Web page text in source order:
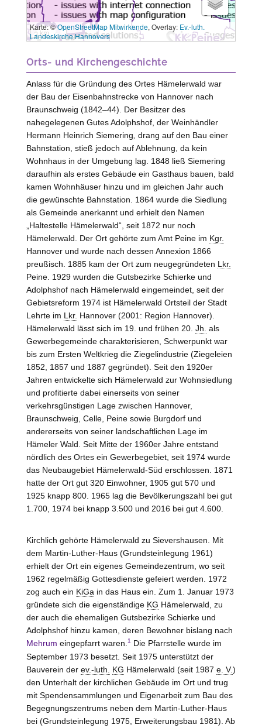
3 km
Karte: ©OpenStreetMap Mitwirkende, Overlay: Ev.-luth.
Landeskirche Hannovers
Orts- und Kirchengeschichte
Anlass für die Gründung des Ortes Hämelerwald war
der Bau der Eisenbahnstrecke von Hannover nach
Braunschweig (1842–44). Der Besitzer des
nahegelegenen Gutes Adolphshof, der Weinhändler
Hermann Heinrich Siemering drang auf den Bau einer
Bahnstation, stieß jedoch auf Ablehnung, da kein
Wohnhaus in der Umgebung lag. 1848 ließ Siemering
daraufhin als erstes Gebäude ein Gasthaus bauen, bald
kamen Wohnhäuser hinzu und im gleichen Jahr auch
die gewünschte Bahnstation. 1864 wurde die Siedlung
als Gemeinde anerkannt und erhielt den Namen
„Haltestelle Hämelerwald“, seit 1872 nur noch
Hämelerwald. Der Ort gehörte zum Amt Peineim Kgr.
Hannover und wurde nach dessen Annexion 1866
preußisch. 1885 kam der Ort zum neugegründeten Lkr.
Peine. 1929 wurden die Gutsbezirke Schierke und
Adolphshof nach Hämelerwald eingemeindet, seit der
Gebietsreform 1974 ist Hämelerwald Ortsteil der Stadt
Lehrte im Lkr. Hannover (2001: Region Hannover).
Hämelerwald lässt sich im 19. und frühen 20. Jh. als
Gewerbegemeinde charakterisieren, Schwerpunkt war
bis zum Ersten Weltkrieg die Ziegelindustrie (Ziegeleien
1852, 1857 und 1887 gegründet). Seit den 1920er
Jahren entwickelte sich Hämelerwald zur Wohnsiedlung
und profitierte dabei einerseits von seiner
verkehrsgünstigen Lage zwischen Hannover,
Braunschweig, Celle, Peine sowie Burgdorf und
andererseits von seiner landschaftlichen Lage im
Hämeler Wald. Seit Mitte der 1960er Jahre entstand
nördlich des Ortes ein Gewerbegebiet, seit 1974 wurde
das Neubaugebiet Hämelerwald-Süd erschlossen. 1871
hatte der Ort gut 320 Einwohner, 1905 gut 570 und
1925 knapp 800. 1965 lag die Bevölkerungszahl bei gut
1.700, 1974 bei knapp 3.500 und 2016 bei gut 4.600.
Kirchlich gehörte Hämelerwald zu Sievershausen. Mit
dem Martin-Luther-Haus (Grundsteinlegung 1961)
erhielt der Ort ein eigenes Gemeindezentrum, wo seit
1962 regelmäßig Gottesdienste gefeiert werden. 1972
zog auch ein KiGa in das Haus ein. Zum 1. Januar 1973
gründete sich die eigenständige KG Hämelerwald, zu
der auch die ehemaligen Gutsbezirke Schierke und
Adolphshof hinzu kamen, deren Bewohner bislang nach
Mehrum eingepfarrt waren. 1
Die Pfarrstelle wurde im
September 1973 besetzt. Seit 1975 unterstützt der
Bauverein der ev.-luth. KG Hämelerwald (seit 1987 e. V.)
den Unterhalt der kirchlichen Gebäude im Ort und trug
mit Spendensammlungen und Eigenarbeit zum Bau des
Begegnungszentrums neben dem Martin-Luther-Haus
bei (Grundsteinlegung 1975, Erweiterungsbau 1981). Ab